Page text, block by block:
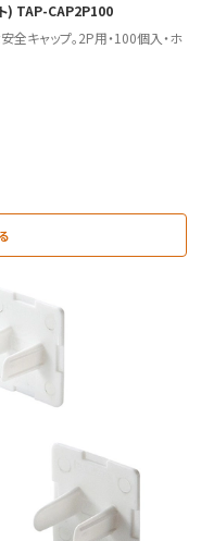
) TAP-CAP2P100
キャップ。2P用・100個入・ホ